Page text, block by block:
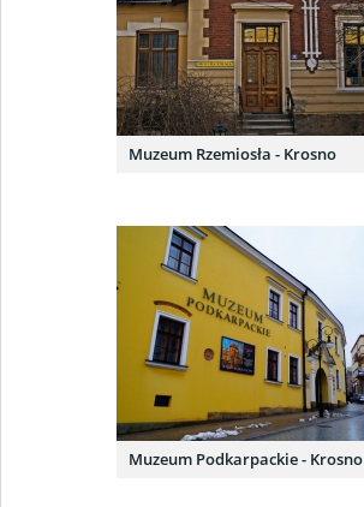
Muzeum Rzemiosła - Krosno
Muzeum Podkarpackie - Krosno